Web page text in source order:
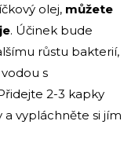
olej, můžete
. Účinek bude
růstu bakterií,
s
2-3 kapky
vypláchněte si jím